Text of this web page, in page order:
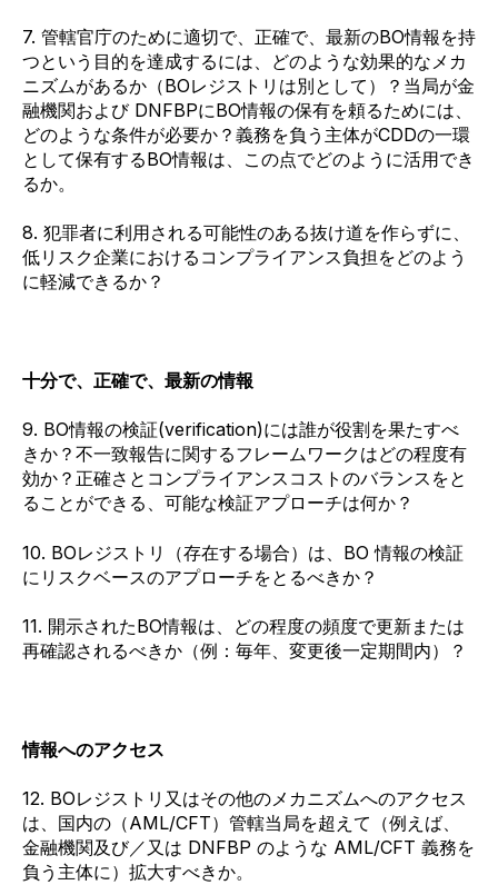
7. 管轄官庁のために適切で、正確で、最新のBO情報を持
つという目的を達成するには、どのような効果的なメカ
ニズムがあるか（BOレジストリは別として）？当局が金
融機関および DNFBPにBO情報の保有を頼るためには、
どのような条件が必要か？義務を負う主体がCDDの一環
として保有するBO情報は、この点でどのように活用でき
るか。
8. 犯罪者に利用される可能性のある抜け道を作らずに、
低リスク企業におけるコンプライアンス負担をどのよう
に軽減できるか？
十分で、正確で、最新の情報
9. BO情報の検証(verification)には誰が役割を果たすべ
きか？不一致報告に関するフレームワークはどの程度有
効か？正確さとコンプライアンスコストのバランスをと
ることができる、可能な検証アプローチは何か？
10. BOレジストリ（存在する場合）は、BO 情報の検証
にリスクベースのアプローチをとるべきか？
11. 開示されたBO情報は、どの程度の頻度で更新または
再確認されるべきか（例：毎年、変更後一定期間内）？
情報へのアクセス
12. BOレジストリ又はその他のメカニズムへのアクセス
は、国内の（AML/CFT）管轄当局を超えて（例えば、
金融機関及び／又は DNFBP のような AML/CFT 義務を
負う主体に）拡大すべきか。